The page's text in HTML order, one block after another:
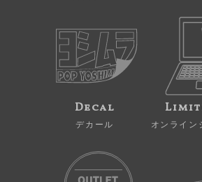
Decal
デカール オンライン